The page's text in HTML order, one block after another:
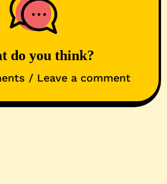
do you think?
/ Leave a comment